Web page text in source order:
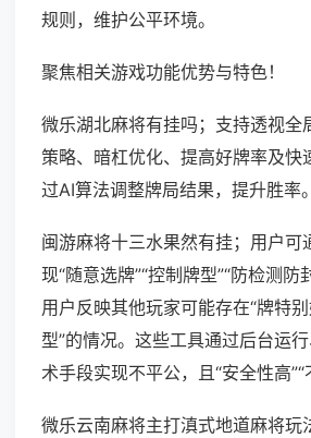
规则，维护公平环境。
聚焦相关游戏功能优势与特色！
微乐湖北麻将有挂吗；支持透视全
策略、暗杠优化、提高好牌率及快
过AI算法调整牌局结果，提升胜率。
闽游麻将十三水果然有挂；用户可
现“随意选牌”“控制牌型”“防检测防
用户反映其他玩家可能存在“牌特
型”的情况。这些工具通过后台运
术手段实现不平公，且“安全性高”“
微乐云南麻将主打滇式地道麻将玩